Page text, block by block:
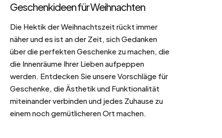
Geschenkideen für Weihnachten
Die Hektik der Weihnachtszeit rückt immer
näher und es ist an der Zeit, sich Gedanken
über die perfekten Geschenke zu machen, die
die Innenräume Ihrer Lieben aufpeppen
werden. Entdecken Sie unsere Vorschläge für
Geschenke, die Ästhetik und Funktionalität
miteinander verbinden und jedes Zuhause zu
einem noch gemütlicheren Ort machen.